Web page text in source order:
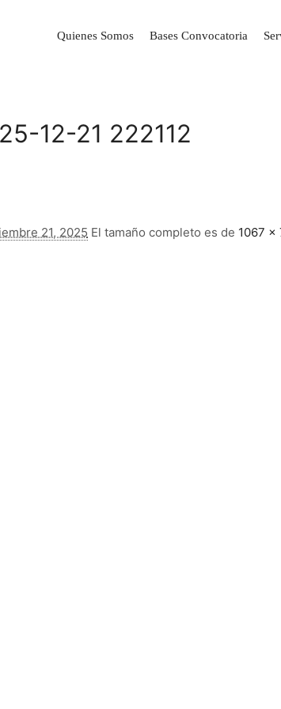
Quienes Somos Bases Convocatoria
12-21 222112
21, 2025 El tamaño completo es de 1067 ×